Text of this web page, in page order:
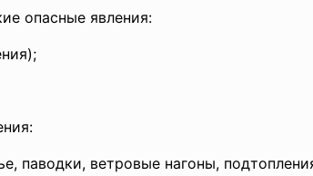
опасные явления:
паводки, ветровые нагоны,